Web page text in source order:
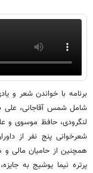
برنامه با خواندن شعر و
شامل شمس آقاجانی، علی
لنگرودی، حافظ موسوی و
شعرخوانی پنج نفر از
همچنین از حامیان مالی و
پرتره نیما یوشیج به